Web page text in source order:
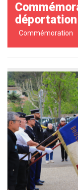
déportation
Commémoration